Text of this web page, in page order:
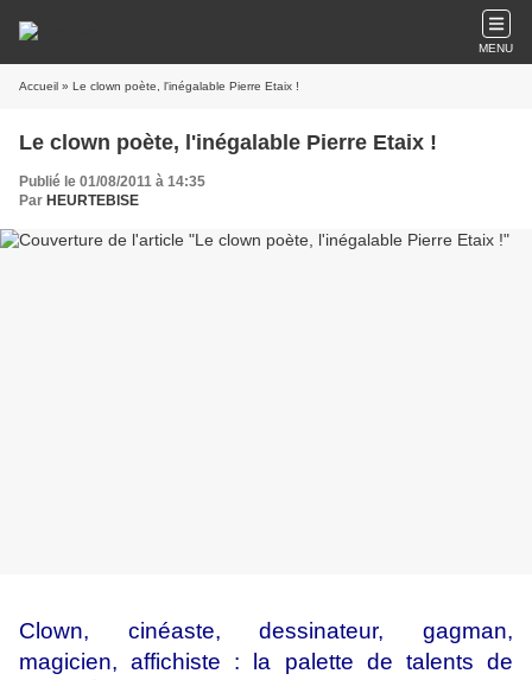
MENU
Accueil » Le clown poète, l'inégalable Pierre Etaix !
Le clown poète, l'inégalable Pierre Etaix !
Publié le 01/08/2011 à 14:35
Par HEURTEBISE
Clown, cinéaste, dessinateur, gagman,
magicien, affichiste : la palette de talents de